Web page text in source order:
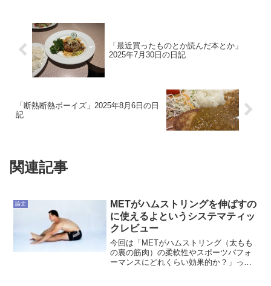
「最近買ったものとか読んだ本とか」
2025年7月30日の日記
「断熱断熱ボーイズ」2025年8月6日の日
記
関連記事
論文
METがハムストリングを伸ばすの
に使えるよというシステマティッ
クレビュー
今回は「METがハムストリング（太もも
の裏の筋肉）の柔軟性やスポーツパフォ
ーマンスにどれくらい効果的か？」って